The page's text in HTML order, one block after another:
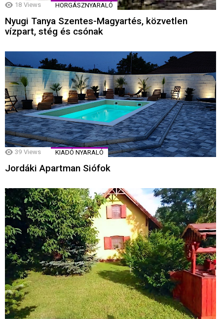
18 Views HORGÁSZNYARALÓ
Nyugi Tanya Szentes-Magyartés, közvetlen
vízpart, stég és csónak
39 Views KIADÓ NYARALÓ
Jordáki Apartman Siófok